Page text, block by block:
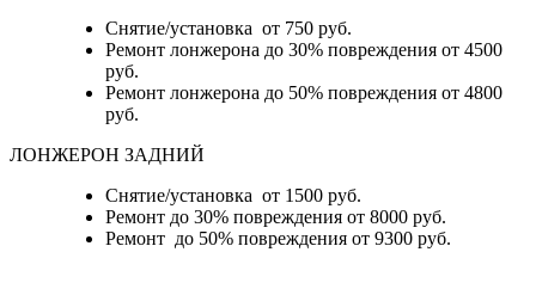
Снятие/установка от 750 руб.
Ремонт лонжерона до 30% повреждения от 4500
руб.
Ремонт лонжерона до 50% повреждения от 4800
руб.
ЛОНЖЕРОН ЗАДНИЙ
Снятие/установка от 1500 руб.
Ремонт до 30% повреждения от 8000 руб.
Ремонт до 50% повреждения от 9300 руб.